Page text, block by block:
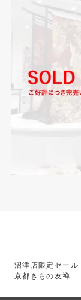
沼津店限定セー
京都きもの友禅